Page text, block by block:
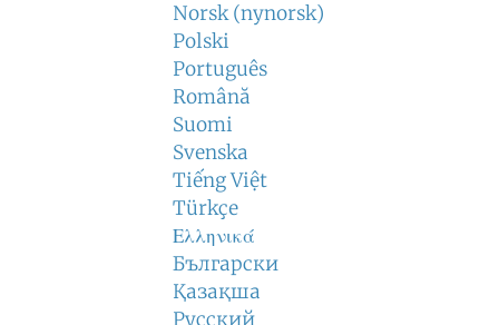
Norsk (nynorsk)
Polski
Português
Română
Suomi
Svenska
Tiếng Việt
Türkçe
Ελληνικά
Български
Қазақша
Русский